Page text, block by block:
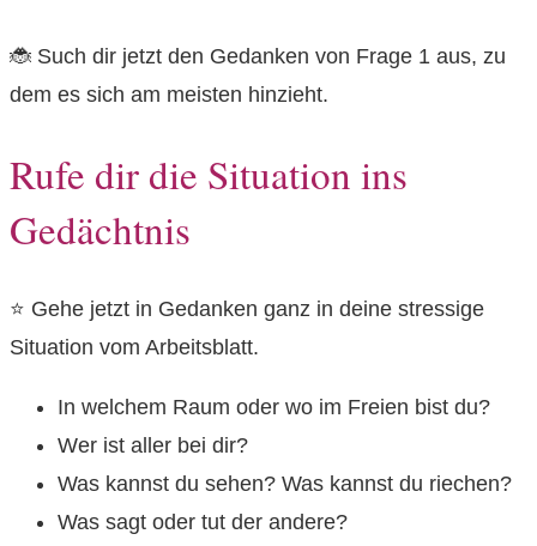
🐞 Such dir jetzt den Gedanken von Frage 1 aus, zu
dem es sich am meisten hinzieht.
Rufe dir die Situation ins
Gedächtnis
⭐️ Gehe jetzt in Gedanken ganz in deine stressige
Situation vom Arbeitsblatt.
In welchem Raum oder wo im Freien bist du?
Wer ist aller bei dir?
Was kannst du sehen? Was kannst du riechen?
Was sagt oder tut der andere?